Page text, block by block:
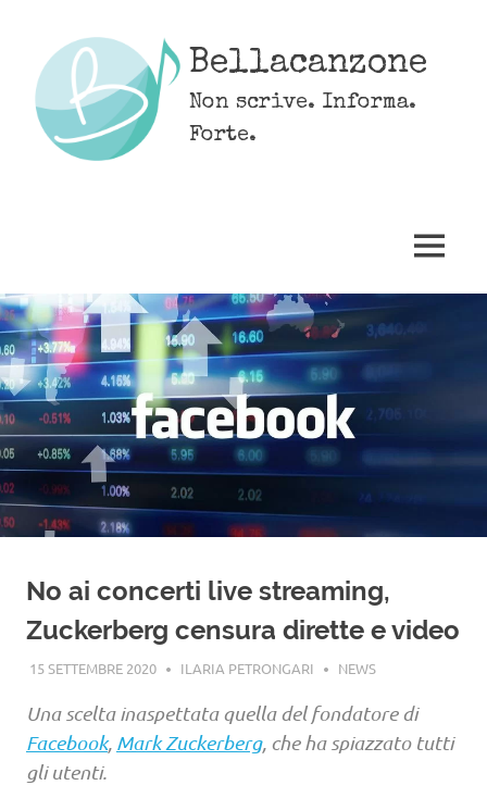
content
Bellacanzone
Non scrive. Informa.
Forte.
MENU
No ai concerti live streaming,
Zuckerberg censura dirette e video
15 SETTEMBRE 2020 ILARIA PETRONGARI NEWS
Una scelta inaspettata quella del fondatore di
Facebook, Mark Zuckerberg, che ha spiazzato tutti
gli utenti.